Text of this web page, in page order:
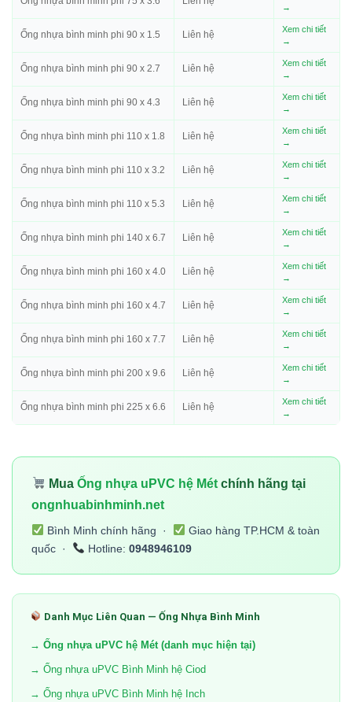
→
Ống nhựa bình minh phi 90 x 1.5 Liên hệ
Xem chi tiết
→
Ống nhựa bình minh phi 90 x 2.7 Liên hệ
Xem chi tiết
→
Ống nhựa bình minh phi 90 x 4.3 Liên hệ
Xem chi tiết
→
Ống nhựa bình minh phi 110 x 1.8 Liên hệ
Xem chi tiết
→
Ống nhựa bình minh phi 110 x 3.2 Liên hệ
Xem chi tiết
→
Ống nhựa bình minh phi 110 x 5.3 Liên hệ
Xem chi tiết
→
Ống nhựa bình minh phi 140 x 6.7 Liên hệ
Xem chi tiết
→
Ống nhựa bình minh phi 160 x 4.0 Liên hệ
Xem chi tiết
→
Ống nhựa bình minh phi 160 x 4.7 Liên hệ
Xem chi tiết
→
Ống nhựa bình minh phi 160 x 7.7 Liên hệ
Xem chi tiết
→
Ống nhựa bình minh phi 200 x 9.6 Liên hệ
Xem chi tiết
→
Ống nhựa bình minh phi 225 x 6.6 Liên hệ
Xem chi tiết
→
MuaỐng nhựa uPVC hệ Mét chính hãng tại
ongnhuabinhminh.net
Bình Minh chính hãng ·
Giao hàng TP.HCM & toàn
quốc ·
Hotline: 0948946109
Danh Mục Liên Quan — Ống Nhựa Bình Minh
→ Ống nhựa uPVC hệ Mét (danh mục hiện tại)
→ Ống nhựa uPVC Bình Minh hệ Ciod
→ Ống nhựa uPVC Bình Minh hệ Inch